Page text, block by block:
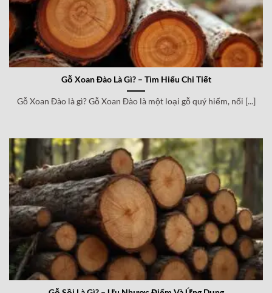
Gỗ Xoan Đào Là Gì? – Tìm Hiểu Chi Tiết
Gỗ Xoan Đào là gì? Gỗ Xoan Đào là một loại gỗ quý hiếm, nổi [...]